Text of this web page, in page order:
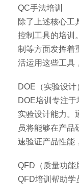
QC手法培训
除了上述核心工
控制工具的培训
制等方面发挥着
活运用这些工具
DOE（实验设计
DOE培训专注
实验设计能力。
员将能够在产品
速验证产品性能
QFD（质量功能
QFD培训帮助学